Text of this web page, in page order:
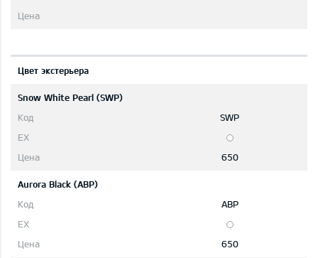
Цвет экстерьера
Snow White Pearl (SWP)
SWP
650
Aurora Black (ABP)
ABP
650